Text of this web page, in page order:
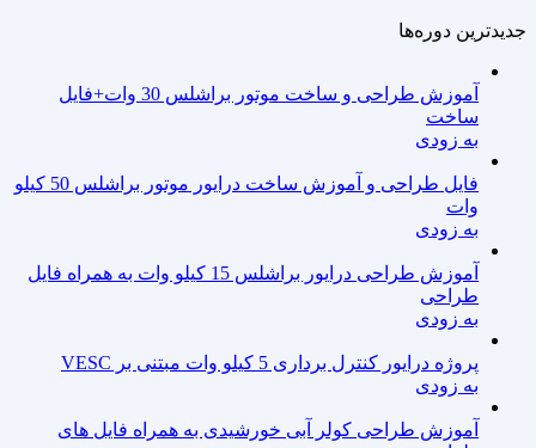
جدیدترین دوره‌ها
آموزش طراحی و ساخت موتور براشلس 30 وات+فایل
ساخت
به زودی
فایل طراحی و آموزش ساخت درایور موتور براشلس 50 کیلو
وات
به زودی
آموزش طراحی درایور براشلس 15 کیلو وات به همراه فایل
طراحی
به زودی
پروژه درایور کنترل برداری 5 کیلو وات مبتنی بر VESC
به زودی
آموزش طراحی کولر آبی خورشیدی به همراه فایل های